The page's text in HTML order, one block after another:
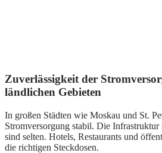
Zuverlässigkeit der
ländlichen Gebieten
In großen Städten wie Moskau und St.
Stromversorgung stabil. Die
sind selten. Hotels, Restaurants und
die richtigen Steckdosen.